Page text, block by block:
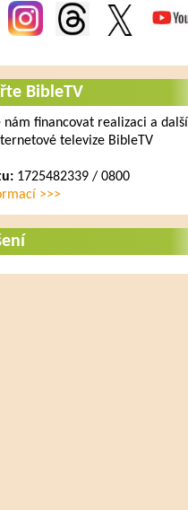
BibleTV
nám financovat realizaci a další
televize BibleTV
1725482339 / 0800
>>>